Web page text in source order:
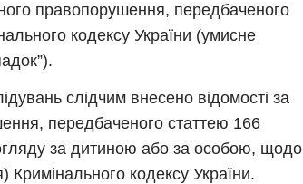
правопорушення, передбаченого
кодексу України (умисне
слідчим внесено відомості за
передбаченого статтею 166
за дитиною або за особою, щодо
Кримінального кодексу України.